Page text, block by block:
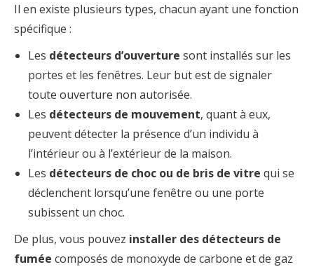
Il en existe plusieurs types, chacun ayant une fonction
spécifique :
Les détecteurs d’ouverture sont installés sur les
portes et les fenêtres. Leur but est de signaler
toute ouverture non autorisée.
Les détecteurs de mouvement, quant à eux,
peuvent détecter la présence d’un individu à
l’intérieur ou à l’extérieur de la maison.
Les détecteurs de choc ou de bris de vitre qui se
déclenchent lorsqu’une fenêtre ou une porte
subissent un choc.
De plus, vous pouvez installer des détecteurs de
fumée composés de monoxyde de carbone et de gaz